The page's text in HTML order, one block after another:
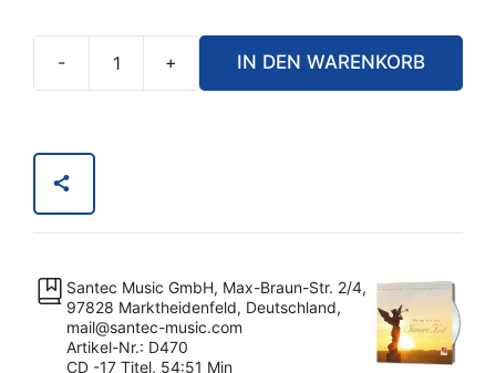
-
Musik
+ IN DEN WARENKORB
Santec Music GmbH, Max-Braun-Str. 2/4,
97828 Marktheidenfeld, Deutschland,
mail@santec-music.com
Artikel-Nr.: D470
CD -17 Titel, 54:51 Min